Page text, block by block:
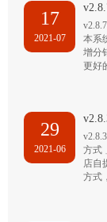
17
2021-07
本系
增分
更好
29
2021-06
方式
店自
方式